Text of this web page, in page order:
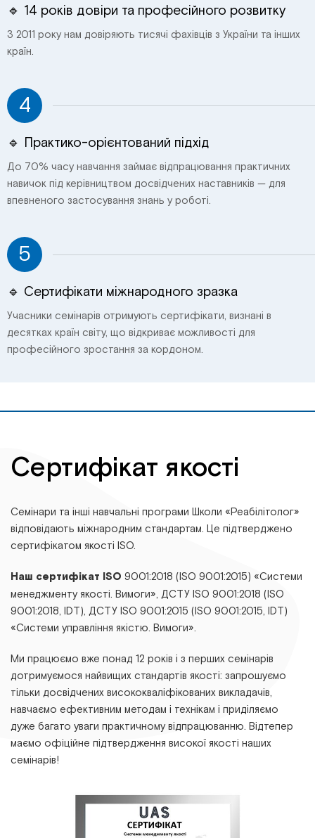
🔹 14 років довіри та професійного розвитку
З 2011 року нам довіряють тисячі фахівців з України та інших
країн.
4
🔹 Практико-орієнтований підхід
До 70% часу навчання займає відпрацювання практичних
навичок під керівництвом досвідчених наставників — для
впевненого застосування знань у роботі.
5
🔹 Сертифікати міжнародного зразка
Учасники семінарів отримують сертифікати, визнані в
десятках країн світу, що відкриває можливості для
професійного зростання за кордоном.
Сертифікат якості
Семінари та інші навчальні програми Школи «Реабілітолог»
відповідають міжнародним стандартам. Це підтверджено
сертифікатом якості ISO.
Наш сертифікат ISO 9001:2018 (ISO 9001:2015) «Системи
менеджменту якості. Вимоги», ДСТУ ІSО 9001:2018 (ІSО
9001:2018, ІDТ), ДСТУ ІSО 9001:2015 (ІSО 9001:2015, ІDТ)
«Системи управління якістю. Вимоги».
Ми працюємо вже понад 12 років і з перших семінарів
дотримуємося найвищих стандартів якості: запрошуємо
тільки досвідчених висококваліфікованих викладачів,
навчаємо ефективним методам і технікам і приділяємо
дуже багато уваги практичному відпрацюванню. Відтепер
маємо офіційне підтвердження високої якості наших
семінарів!